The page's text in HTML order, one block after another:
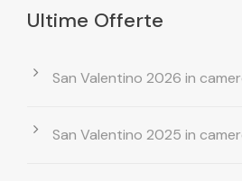
Ultime Offerte
San Valentino 2026 in
San Valentino 2025 in